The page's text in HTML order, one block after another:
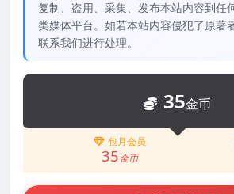
复制、盗用、采集、发布本站内容到任
类媒体平台。如若本站内容侵犯了原著
联系我们进行处理。
35金币
包月会员
35金币